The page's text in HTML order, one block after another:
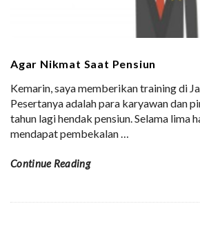
Agar Nikmat Saat Pensiun
Kemarin, saya memberikan training di
Pesertanya adalah para karyawan dan
tahun lagi hendak pensiun. Selama lima
mendapat pembekalan…
Continue Reading